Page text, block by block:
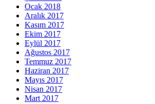
Ocak 2018
Aralık 2017
Kasım 2017
Ekim 2017
Eylül 2017
Ağustos 2017
Temmuz 2017
Haziran 2017
Mayıs 2017
Nisan 2017
Mart 2017